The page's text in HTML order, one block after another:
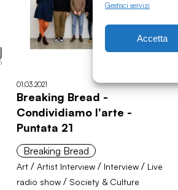
Gestisci servizi
Accetta
01.03.2021
Breaking Bread -
Condividiamo l'arte -
Puntata 21
Breaking Bread
Art/ Artist Interview/ Interview/ Live
radio show/ Society & Culture